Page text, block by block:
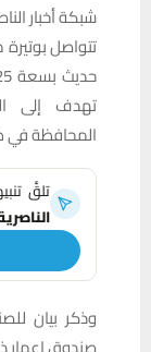
شبكة أخبار
تتواصل
تهدف إلى
المحافظة في
تلقَّ
وذكر بيان